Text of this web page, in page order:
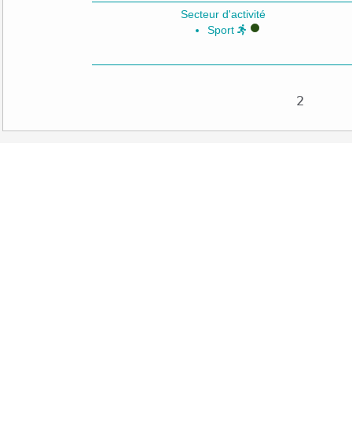
Secteur d'activité
Sport